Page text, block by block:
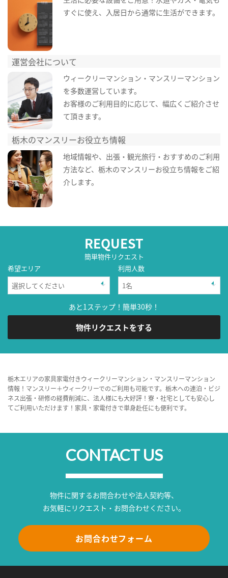
すぐに使え、入居日から通常に生活ができます。
運営会社について
ウィークリーマンション・マンスリーマンション
を多数運営しています。
お客様のご利用目的に応じて、幅広くご紹介させ
て頂きます。
栃木のマンスリーお役立ち情報
地域情報や、出張・観光旅行・おすすめのご利用
方法など、栃木のマンスリーお役立ち情報をご紹
介します。
REQUEST
簡単物件リクエスト
希望エリア
利用人数
あと1ステップ！簡単30秒！
物件リクエストをする
栃木エリアの家具家電付きウィークリーマンション・マンスリーマンション
情報！マンスリー＋ウィークリーでのご利用も可能です。栃木への連泊・ビジ
ネス出張・研修の経費削減に、法人様にも大好評！寮・社宅としても安心し
てご利用いただけます！家具・家電付きで単身赴任にも便利です。
CONTACT US
物件に関するお問合わせや法人契約等、
お気軽にリクエスト・お問合わせください。
お問合わせフォーム